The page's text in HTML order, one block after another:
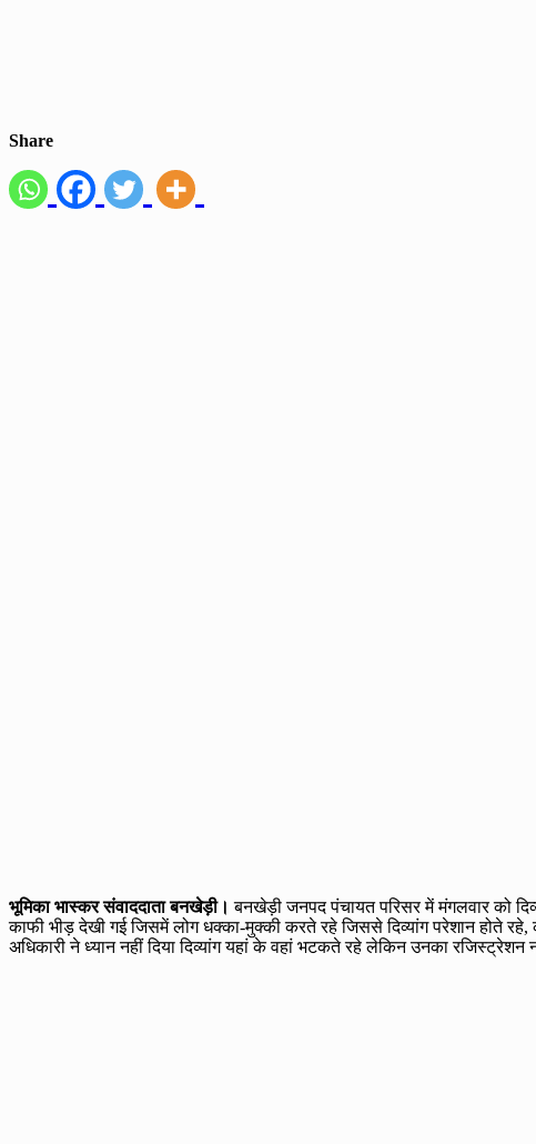
Share
भूमिका भास्कर संवाददाता बनखेड़ी। बनखेड़ी जनपद पंचायत परिसर में मंगलवार को
काफी भीड़ देखी गई जिसमें लोग धक्का-मुक्की करते रहे जिससे दिव्यांग परेशान होते रहे,
अधिकारी ने ध्यान नहीं दिया दिव्यांग यहां के वहां भटकते रहे लेकिन उनका रजिस्ट्रेशन